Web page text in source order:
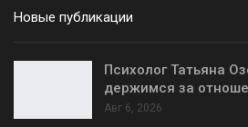
Новые публикации
Психолог Татьяна
держимся за
Авг 6, 2026